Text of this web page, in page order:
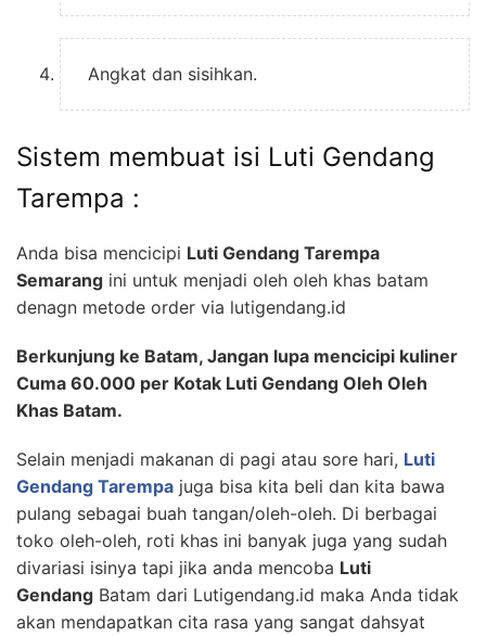
Angkat dan sisihkan.
Sistem membuat isi Luti Gendang
Tarempa :
Anda bisa mencicipi Luti Gendang Tarempa
Semarang ini untuk menjadi oleh oleh khas batam
denagn metode order via lutigendang.id
Berkunjung ke Batam, Jangan lupa mencicipi kuliner
Cuma 60.000 per Kotak Luti Gendang Oleh Oleh
Khas Batam.
Selain menjadi makanan di pagi atau sore hari, Luti
Gendang Tarempa juga bisa kita beli dan kita bawa
pulang sebagai buah tangan/oleh-oleh. Di berbagai
toko oleh-oleh, roti khas ini banyak juga yang sudah
divariasi isinya tapi jika anda mencoba Luti
Gendang Batam dari Lutigendang.id maka Anda tidak
akan mendapatkan cita rasa yang sangat dahsyat